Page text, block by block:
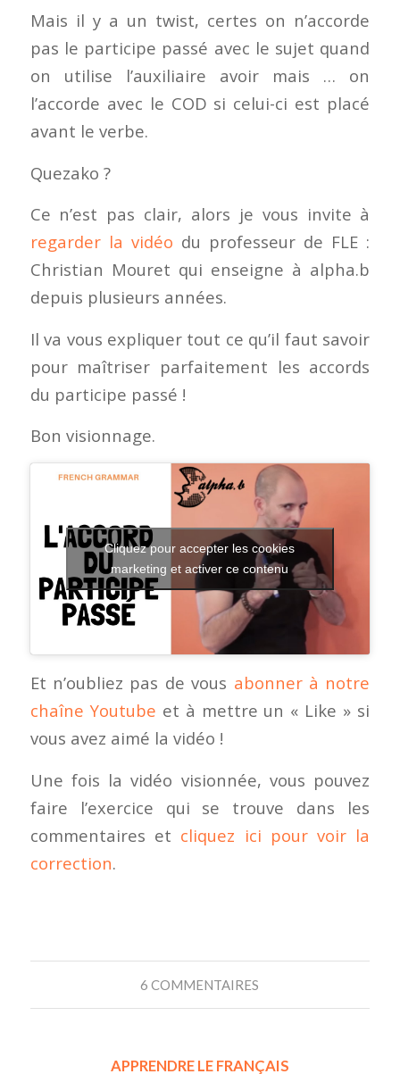
Mais il y a un twist, certes on n’accorde
pas le participe passé avec le sujet quand
on utilise l’auxiliaire avoir mais … on
l’accorde avec le COD si celui-ci est placé
avant le verbe.
Quezako ?
Ce n’est pas clair, alors je vous invite à
regarder la vidéo du professeur de FLE :
Christian Mouret qui enseigne à alpha.b
depuis plusieurs années.
Il va vous expliquer tout ce qu’il faut savoir
pour maîtriser parfaitement les accords
du participe passé !
Bon visionnage.
Cliquez pour accepter les cookies
marketing et activer ce contenu
Et n’oubliez pas de vous abonner à notre
chaîne Youtube et à mettre un « Like » si
vous avez aimé la vidéo !
Une fois la vidéo visionnée, vous pouvez
faire l’exercice qui se trouve dans les
commentaires et cliquez ici pour voir la
correction.
6 COMMENTAIRES
APPRENDRE LE FRANÇAIS